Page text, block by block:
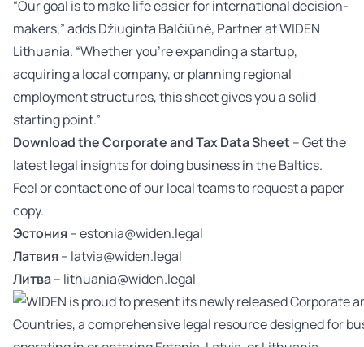
“Our goal is to make life easier for international decision-
makers,” adds Džiuginta Balčiūnė, Partner at WIDEN
Lithuania. “Whether you’re expanding a startup,
acquiring a local company, or planning regional
employment structures, this sheet gives you a solid
starting point.”
Download the Corporate and Tax Data Sheet – Get the
latest legal insights for doing business in the Baltics.
Feel or contact one of our local teams to request a paper
copy.
Эстония –estonia@widen.legal
Латвия – latvia@widen.legal
Литва– lithuania@widen.legal